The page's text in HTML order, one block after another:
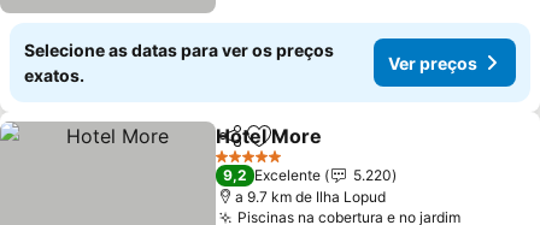
Selecione as datas para ver os preços
exatos.
Ver preços
PartilharAdicionar aos favoritos
Hotel More
5 Estrelas
9,2 Excelente
5.220
a 9.7 km de Ilha Lopud
Piscinas na cobertura e no jardim